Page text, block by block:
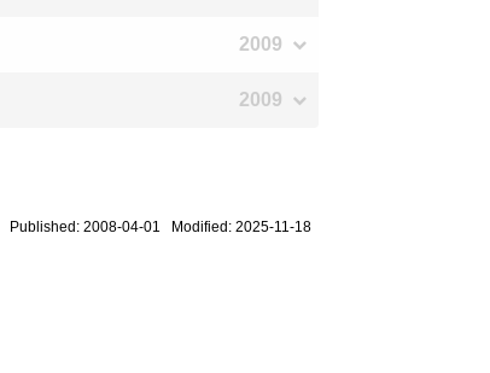
2009
2009
Published: 2008-04-01 Modified: 2025-11-18